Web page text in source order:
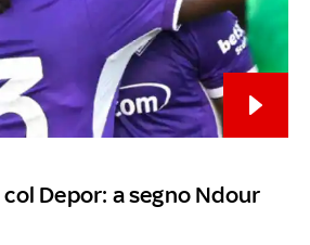
Depor: a segno Ndour